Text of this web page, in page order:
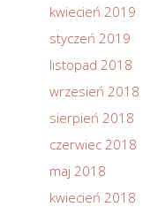
kwiecień 2019
styczeń 2019
listopad 2018
wrzesień 2018
sierpień 2018
czerwiec 2018
maj 2018
kwiecień 2018